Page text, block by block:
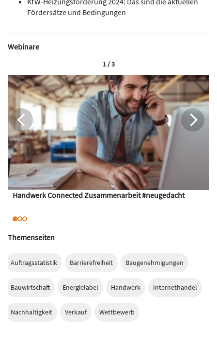
Fördersätze und Bedingungen
Webinare
Handwerk Connected Zusammenarbeit #neugedacht
1 / 3
Themenseiten
Auftragsstatistik Barrierefreiheit Baugenehmigungen
Bauwirtschaft Energielabel Handwerk Internethandel
Nachhaltigkeit Verkauf Wettbewerb